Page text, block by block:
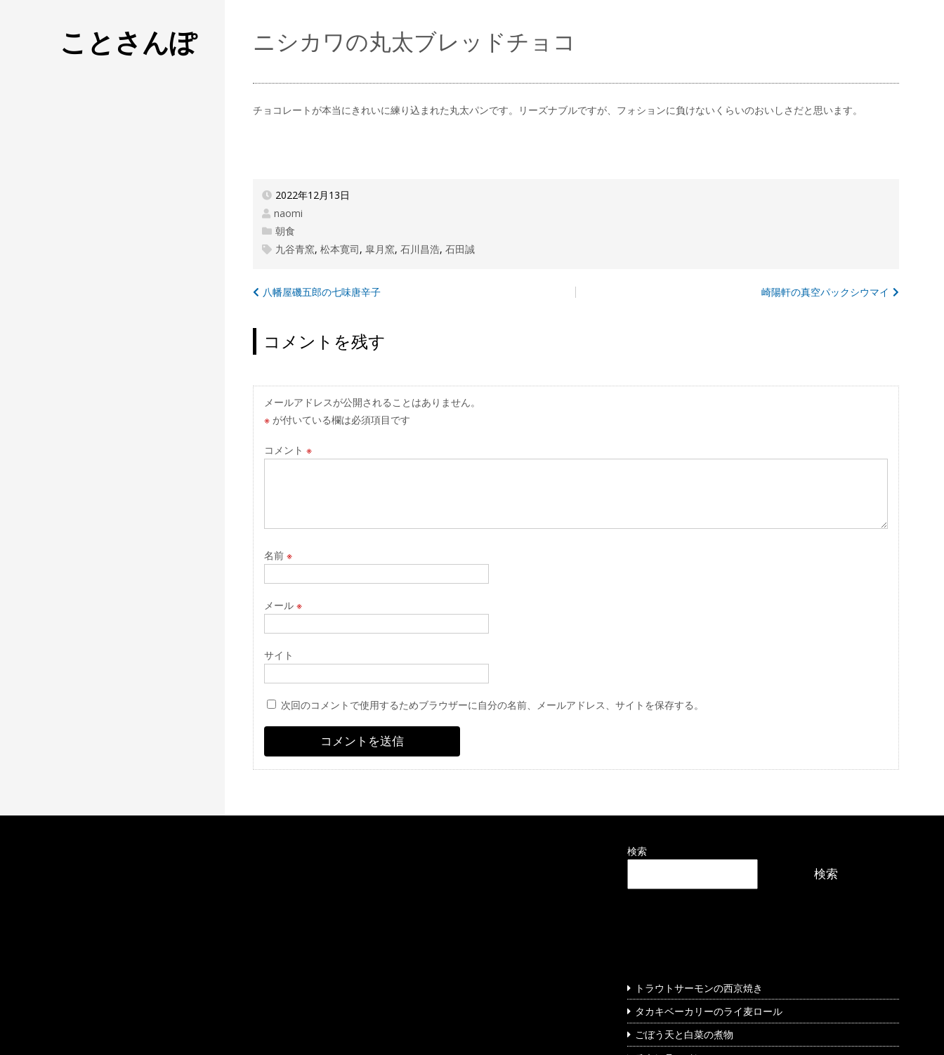
ことさんぽ ニシカワの丸太ブレッドチョコ
チョコレートが本当にきれいに練り込まれた丸太パンです。リーズナブルですが、フォションに負けないくらいのおいしさだと思います。
2022年12月13日
naomi
朝食
九谷青窯,松本寛司,皐月窯,石川昌浩,石田誠
投
ナ
ビ
ゲ
ー
シ
ョ
ン
崎陽軒の真空パックシウマイ
八幡屋磯五郎の七味唐辛子
コメントを残す
メールアドレスが公開されることはありません。
※ が付いている欄は必須項目です
コメント ※
名前 ※
メール ※
サイト
次回のコメントで使用するためブラウザーに自分の名前、メールアドレス、サイトを保存する。
検索
検索
トラウトサーモンの西京焼き
タカキベーカリーのライ麦ロール
ごぼう天と白菜の煮物